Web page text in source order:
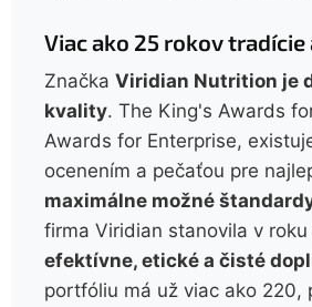
Viac ako 25 rokov
Značka Viridian Nutrition je
kvality. The King's Awards
Awards for Enterprise,
ocenením a pečaťou pre
maximálne možné
firma Viridian stanovila v
efektívne, etické a čisté
portfóliu má už viac ako 220,